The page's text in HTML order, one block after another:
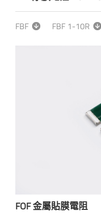
FBF FBF 1-10R
FOF 金屬貼膜電阻